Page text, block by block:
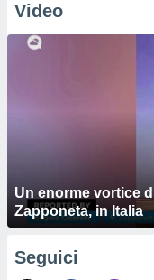
Video
Un enorme vortice
Zapponeta, in Italia
Seguici